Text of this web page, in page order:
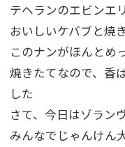
テヘランのエビンエ
おいしいケバブと焼
このナンがほんとめ
焼きたてなので、香
した
さて、今日はゾラン
みんなでじゃんけん